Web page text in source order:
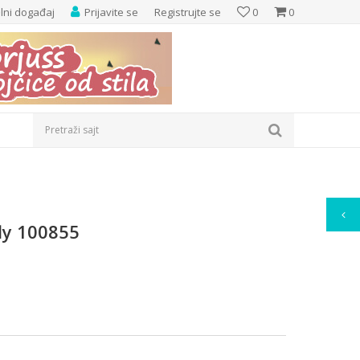
0
0
Prijavite se Registrujte se
događaj
Pretraži sajt
100855